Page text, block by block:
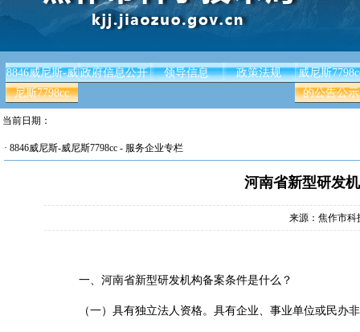
8846威尼斯-威
尼斯7798cc
政府信息公开 领导信息 政策法规
威尼斯
的公告公示
当前日期：
· 8846威尼斯-威尼斯7798cc - 服务企业专栏
河南省新型研发
来源：焦作市
一、河南省新型研发机构备案条件是什么？
（一）具有独立法人资格。具有企业、事业单位或民